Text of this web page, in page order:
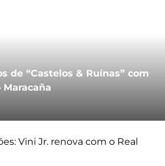
de “Castelos & Ruínas” com